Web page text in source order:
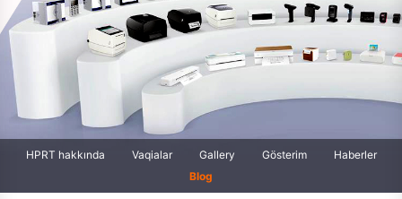
HPRT hakkında Vaqialar Gallery Gösterim
Haberler
Blog